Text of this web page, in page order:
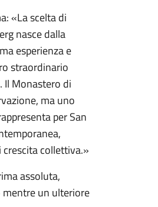
«La scelta di
nasce dalla
esperienza e
straordinario
Il Monastero di
ma uno
per San
collettiva.»
assoluta,
mentre un ulteriore